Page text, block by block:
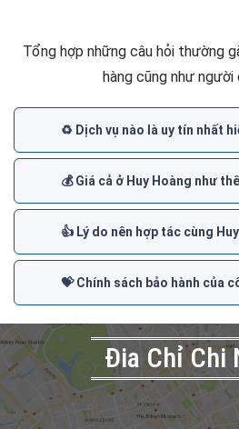
Tổng hợp những câu hỏi thường
hàng cũng như
♻️ Dịch vụ nào là uy tín nhất
💰 Giá cả ở Huy Hoàng như
👍 Lý do nên hợp tác cùng
💝 Chính sách bảo hành của
Đia Chỉ Chi